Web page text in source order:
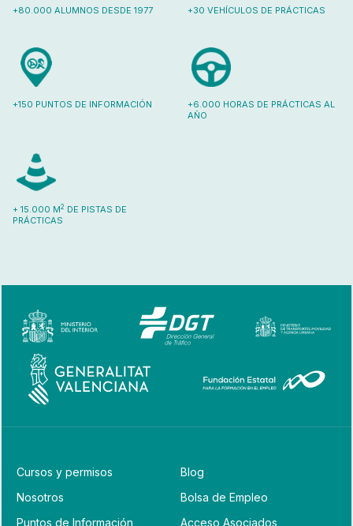
+80.000 ALUMNOS DESDE 1977 +30 VEHÍCULOS DE PRÁCTICAS
+150 PUNTOS DE INFORMACIÓN
+6.000 HORAS DE PRÁCTICAS AL
AÑO
+ 15.000 M2 DE PISTAS DE
PRÁCTICAS
Cursos y permisos
Nosotros
Puntos de Información
Blog
Bolsa de Empleo
Acceso Asociados